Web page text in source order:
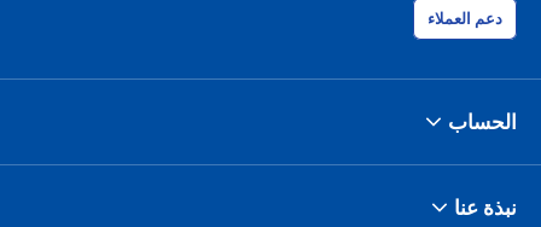
دعم العملاء
الحساب
نبذة عنا